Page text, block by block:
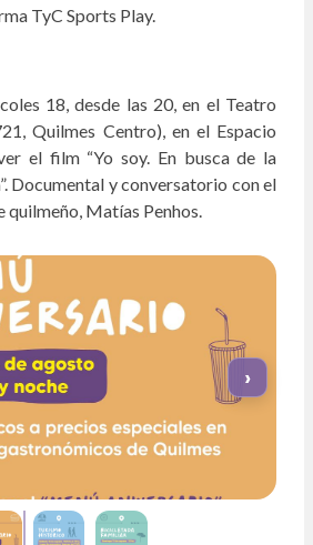
TyC Sports Play.
18, desde las 20, en el Teatro
Quilmes Centro), en el Espacio
el film “Yo soy. En busca de la
Documental y conversatorio con el
Matías Penhos.
›